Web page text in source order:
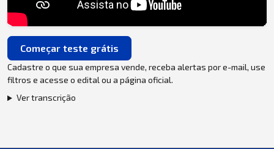
Começar teste grátis
Cadastre o que sua empresa vende, receba alertas por e-mail, use
filtros e acesse o edital ou a página oficial.
Ver transcrição